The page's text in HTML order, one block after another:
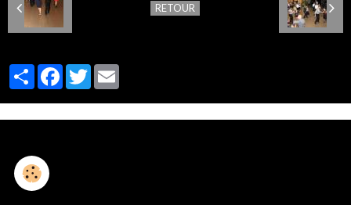
RETOUR
PartagerFacebook
Twitter